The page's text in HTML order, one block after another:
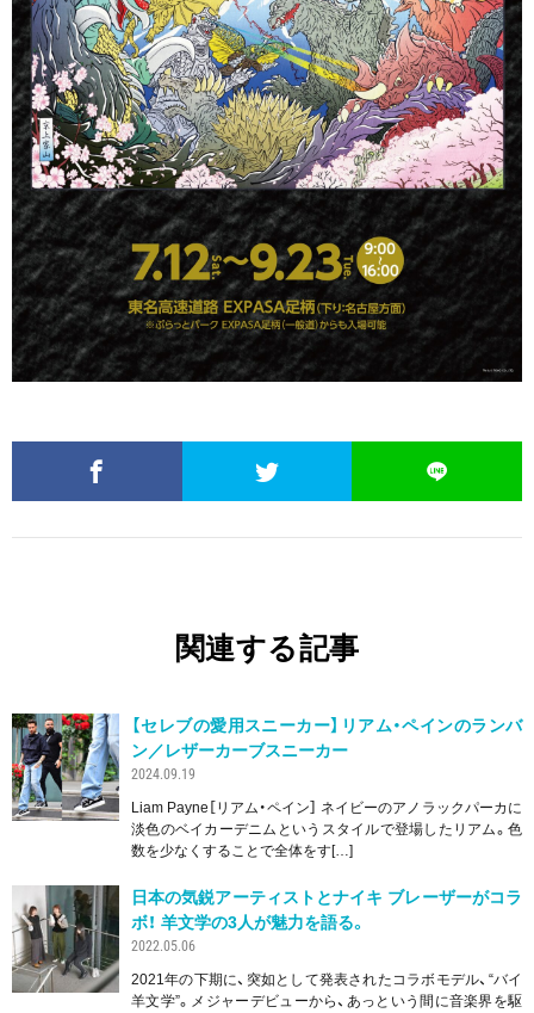
関連する記事
【セレブの愛用スニーカー】リアム・ペインのランバ
ン／レザーカーブスニーカー
2024.09.19
Liam Payne［リアム・ペイン］ ネイビーのアノラックパーカに
淡色のベイカーデニムというスタイルで登場したリアム。色
数を少なくすることで全体をす[…]
日本の気鋭アーティストとナイキ ブレーザーがコラ
ボ！ 羊文学の3人が魅力を語る。
2022.05.06
2021年の下期に、突如として発表されたコラボモデル、“バイ
羊文学”。メジャーデビューから、あっという間に音楽界を駆